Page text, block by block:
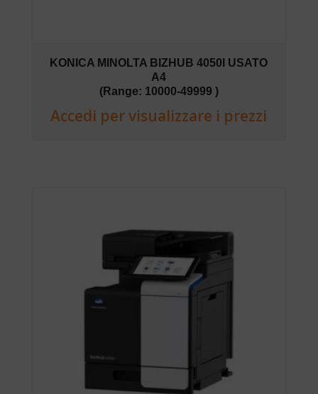
KONICA MINOLTA BIZHUB 4050I USATO
A4
(Range: 10000-49999 )
Accedi per visualizzare i prezzi